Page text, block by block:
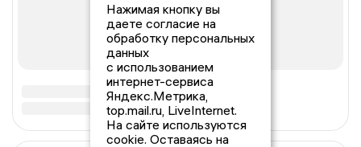
Нажимая кнопку вы
даете согласие на
обработку персональных
данных
с использованием
интернет-сервиса
Яндекс.Метрика,
top.mail.ru, LiveInternet.
На сайте используются
cookie. Оставаясь на